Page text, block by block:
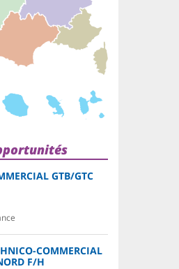
GTB/GTC
COMMERCIAL
F/H